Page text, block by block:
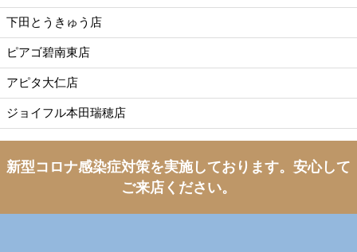
下田とうきゅう店
ピアゴ碧南東店
アピタ大仁店
ジョイフル本田瑞穂店
新型コロナ感染症対策を実施しております。 安心して
ご来店ください。